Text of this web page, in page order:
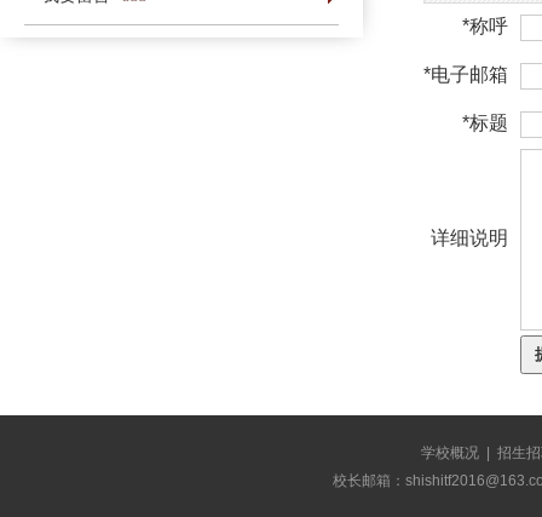
*称呼
*电子邮箱
*标题
详细说明
学校概况
招生
校长邮箱：